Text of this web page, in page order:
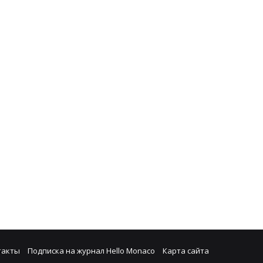
Подписка на журнал Hello Monaco Карта сайта